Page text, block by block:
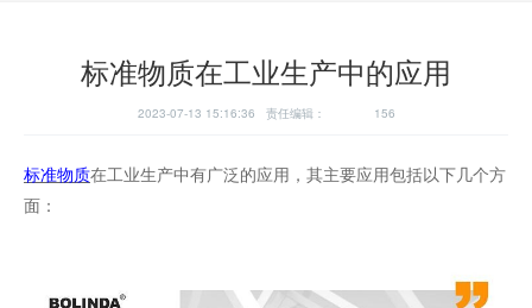
标准物质在工业生产中的应用
2023-07-13 15:16:36 责任编辑： 156
标准物质在工业生产中有广泛的应用，其主要应用包括以下几个方
面：